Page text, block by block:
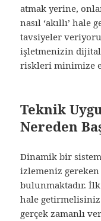
atmak yerine,
nasıl ‘akıllı’
tavsiyeler
işletmenizin dijital
riskleri minimize
Teknik
Nereden
Dinamik bir
izlemeniz
bulunmaktadır.
hale
gerçek zamanlı